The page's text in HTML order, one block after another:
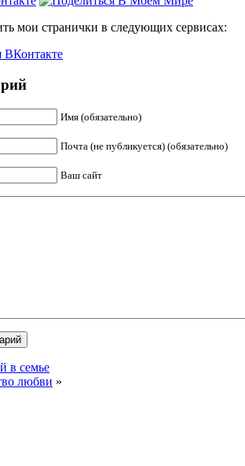
мои странички в следующих сервисах:
Имя (обязательно)
Почта (не публикуется) (обязательно)
Ваш сайт
в семье
любви »